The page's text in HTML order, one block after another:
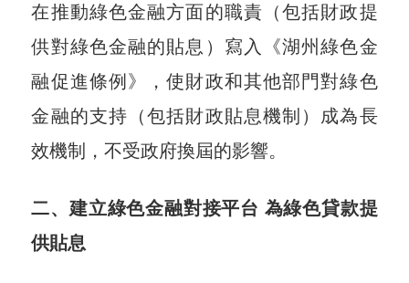
在推動綠色金融方面的職責（包括財政提
供對綠色金融的貼息）寫入《湖州綠色金
融促進條例》，使財政和其他部門對綠色
金融的支持（包括財政貼息機制）成為長
效機制，不受政府換屆的影響。
二、建立綠色金融對接平台 為綠色貸款提
供貼息